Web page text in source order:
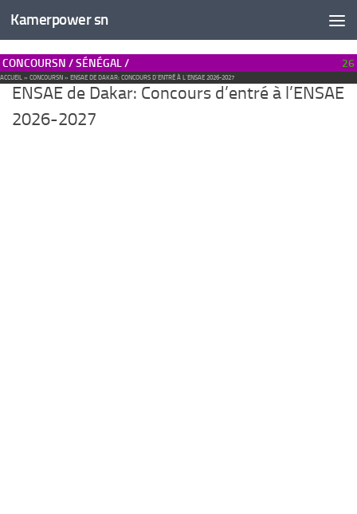
Kamerpower sn
CONCOURSN / SÉNÉGAL / 26
ACCUEIL » CONCOURSN » ENSAE DE DAKAR: CONCOURS D’ENTRÉ À L’ENSAE 2026-2027
ENSAE de Dakar: Concours d’entré à l’ENSAE
2026-2027